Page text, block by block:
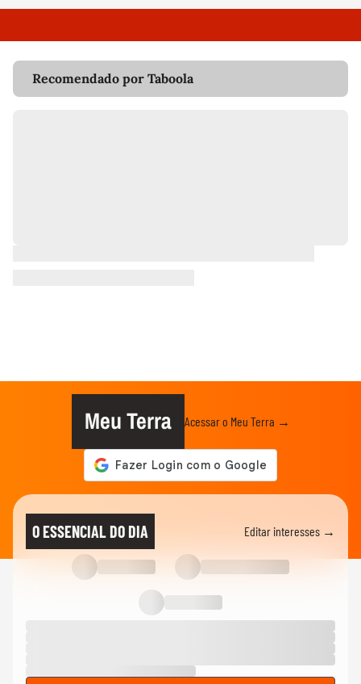
Recomendado por Taboola
Meu Terra Acessar o Meu Terra →
O ESSENCIAL DO DIA Editar interesses →